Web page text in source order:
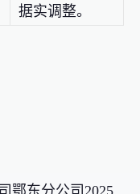
据实调整。
鄂东分公司2025